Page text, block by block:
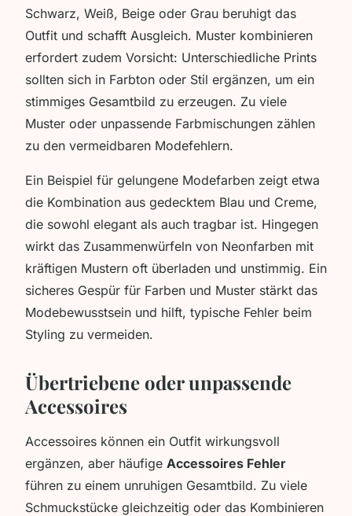
Schwarz, Weiß, Beige oder Grau beruhigt das
Outfit und schafft Ausgleich. Muster kombinieren
erfordert zudem Vorsicht: Unterschiedliche Prints
sollten sich in Farbton oder Stil ergänzen, um ein
stimmiges Gesamtbild zu erzeugen. Zu viele
Muster oder unpassende Farbmischungen zählen
zu den vermeidbaren Modefehlern.
Ein Beispiel für gelungene Modefarben zeigt etwa
die Kombination aus gedecktem Blau und Creme,
die sowohl elegant als auch tragbar ist. Hingegen
wirkt das Zusammenwürfeln von Neonfarben mit
kräftigen Mustern oft überladen und unstimmig. Ein
sicheres Gespür für Farben und Muster stärkt das
Modebewusstsein und hilft, typische Fehler beim
Styling zu vermeiden.
Übertriebene oder unpassende
Accessoires
Accessoires können ein Outfit wirkungsvoll
ergänzen, aber häufige Accessoires Fehler
führen zu einem unruhigen Gesamtbild. Zu viele
Schmuckstücke gleichzeitig oder das Kombinieren